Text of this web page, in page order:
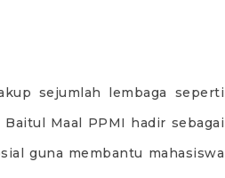
sejumlah lembaga seperti
Maal PPMI hadir sebagai
guna membantu mahasiswa